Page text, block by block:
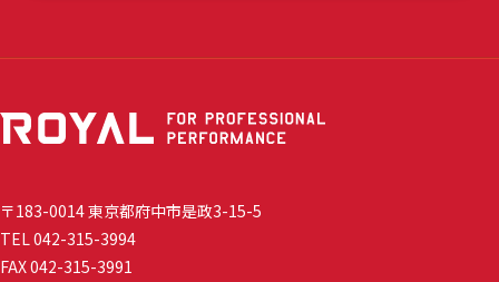
〒183-0014 東京都府中市是政3-15-5
TEL 042-315-3994
FAX 042-315-3991